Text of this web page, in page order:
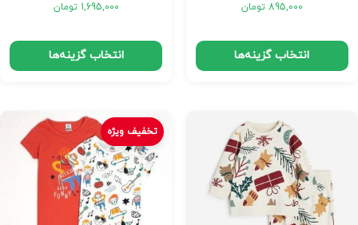
895,000 تومان
انتخاب گزینه‌ها
1,695,000 تومان
انتخاب گزینه‌ها
تخفیف ویژه